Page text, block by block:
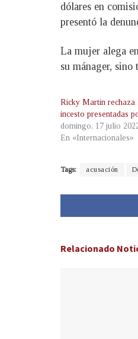
dólares en
presentó la
La mujer alega
su mánager,
Ricky Martin rechaza
incesto presentadas
domingo, 17 julio
En «Internacionales»
Tags: acusación
Relacionado